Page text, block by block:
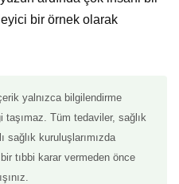
bir örnek olarak
yalnızca bilgilendirme
taşımaz. Tüm tedaviler, sağlık
sağlık kuruluşlarımızda
tıbbi karar vermeden önce